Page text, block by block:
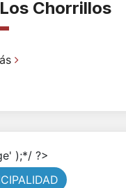
Chorrillos
);*/ ?>